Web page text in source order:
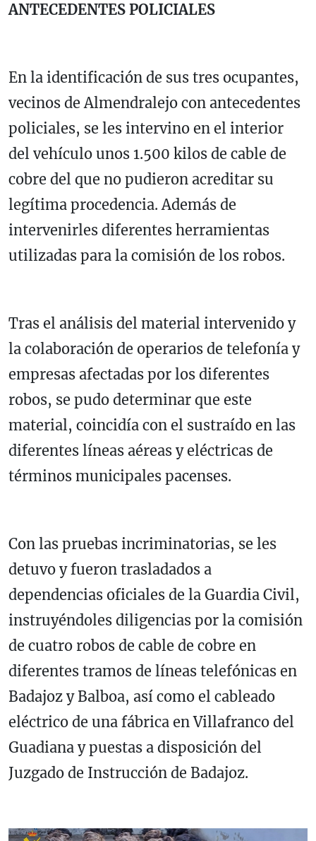
ANTECEDENTES POLICIALES
En la identificación de sus tres ocupantes,
vecinos de Almendralejo con antecedentes
policiales, se les intervino en el interior
del vehículo unos 1.500 kilos de cable de
cobre del que no pudieron acreditar su
legítima procedencia. Además de
intervenirles diferentes herramientas
utilizadas para la comisión de los robos.
Tras el análisis del material intervenido y
la colaboración de operarios de telefonía y
empresas afectadas por los diferentes
robos, se pudo determinar que este
material, coincidía con el sustraído en las
diferentes líneas aéreas y eléctricas de
términos municipales pacenses.
Con las pruebas incriminatorias, se les
detuvo y fueron trasladados a
dependencias oficiales de la Guardia Civil,
instruyéndoles diligencias por la comisión
de cuatro robos de cable de cobre en
diferentes tramos de líneas telefónicas en
Badajoz y Balboa, así como el cableado
eléctrico de una fábrica en Villafranco del
Guadiana y puestas a disposición del
Juzgado de Instrucción de Badajoz.